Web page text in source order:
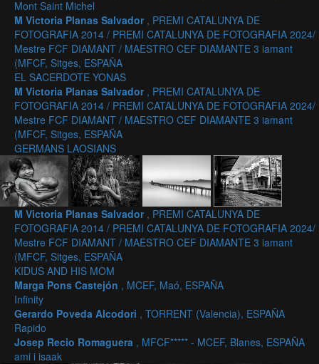
Mont Saint Michel
M Victoria Planas Salvador , PREMI CATALUNYA DE
FOTOGRAFIA 2014 / PREMI CATALUNYA DE FOTOGRAFIA 2024/
Mestre FCF DIAMANT / MAESTRO CEF DIAMANTE 3 iamant
(MFCF, Sitges, ESPAÑA
EL SACERDOTE YONAS
M Victoria Planas Salvador , PREMI CATALUNYA DE
FOTOGRAFIA 2014 / PREMI CATALUNYA DE FOTOGRAFIA 2024/
Mestre FCF DIAMANT / MAESTRO CEF DIAMANTE 3 iamant
(MFCF, Sitges, ESPAÑA
GERMANS LAOSIANS
M Victoria Planas Salvador , PREMI CATALUNYA DE
FOTOGRAFIA 2014 / PREMI CATALUNYA DE FOTOGRAFIA 2024/
Mestre FCF DIAMANT / MAESTRO CEF DIAMANTE 3 iamant
(MFCF, Sitges, ESPAÑA
KIDUS AND HIS MOM
Marga Pons Castejón , MCEF, Maó, ESPAÑA
Infinity
Gerardo Poveda Alcodori , TORRENT (Valencia), ESPAÑA
Rapido
Josep Recio Romaguera , MFCF***** - MCEF, Blanes, ESPAÑA
ami i isaak